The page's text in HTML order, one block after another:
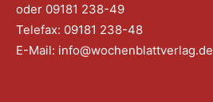
oder 09181 238-49
Telefax: 09181 238-48
E-Mail: info@wochenblattverlag.de